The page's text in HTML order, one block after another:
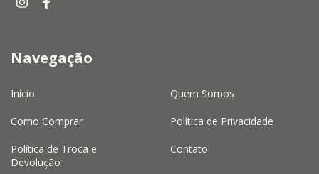
Navegação
Início Quem Somos
Como Comprar Política de Privacidade
Política de Troca e
Devolução
Contato